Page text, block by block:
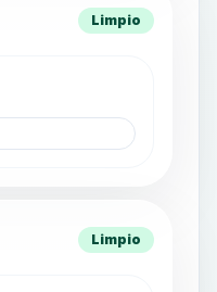
Limpio
Limpio